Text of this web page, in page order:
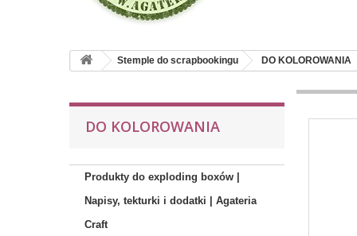
Stemple do scrapbookingu DO KOLOROWANIA
DO KOLOROWANIA
Produkty do exploding boxów |
Napisy, tekturki i dodatki | Agateria
Craft